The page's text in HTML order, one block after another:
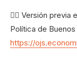
👉🏽 Versión
Política de Buenos
https://